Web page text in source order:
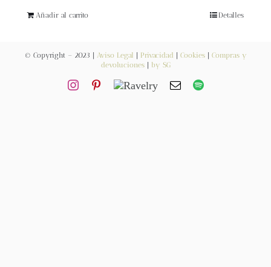
Newsletter
Añadir al carrito Detalles
© Copyright – 2023 | Aviso Legal Privacidad Cookies| Compras y
devoluciones| by SG